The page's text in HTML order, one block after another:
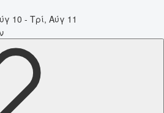
10 - Τρί, Αύγ 11